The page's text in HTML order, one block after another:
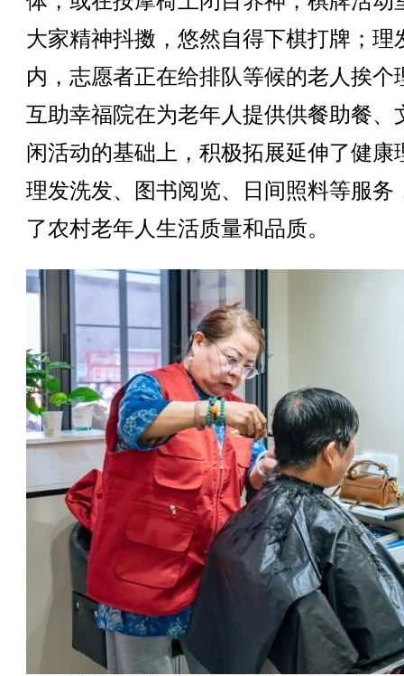
大家精神抖擞，悠然自得下棋打牌；理
内，志愿者正在给排队等候的老人挨个
互助幸福院在为老年人提供供餐助餐、
闲活动的基础上，积极拓展延伸了健康
理发洗发、图书阅览、日间照料等服务
了农村老年人生活质量和品质。